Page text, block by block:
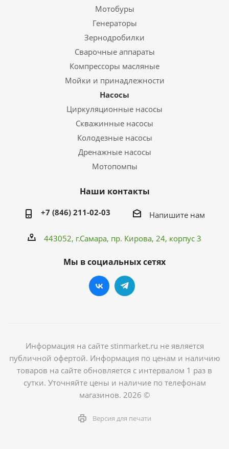
Мотобуры
Генераторы
Зернодробилки
Сварочные аппараты
Компрессоры масляные
Мойки и принадлежности
Насосы
Циркуляционные насосы
Скважинные насосы
Колодезные насосы
Дренажные насосы
Мотопомпы
Наши контакты
+7 (846) 211-02-03 Напишите нам
443052, г.Самара, пр. Кирова, 24, корпус 3
Мы в социальных сетях
Информация на сайте stinmarket.ru не является
публичной офертой. Информация по ценам и наличию
товаров на сайте обновляется с интервалом 1 раз в
сутки. Уточняйте цены и наличие по телефонам
магазинов. 2026 ©
Версия для печати